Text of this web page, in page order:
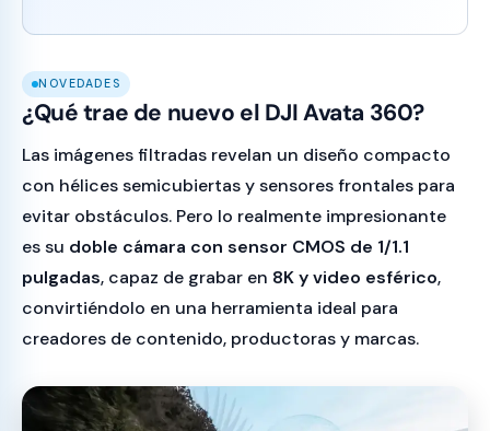
NOVEDADES
¿Qué trae de nuevo el DJI Avata 360?
Las imágenes filtradas revelan un diseño compacto
con hélices semicubiertas y sensores frontales para
evitar obstáculos. Pero lo realmente impresionante
es su doble cámara con sensor CMOS de 1/1.1
pulgadas, capaz de grabar en 8K y video esférico,
convirtiéndolo en una herramienta ideal para
creadores de contenido, productoras y marcas.